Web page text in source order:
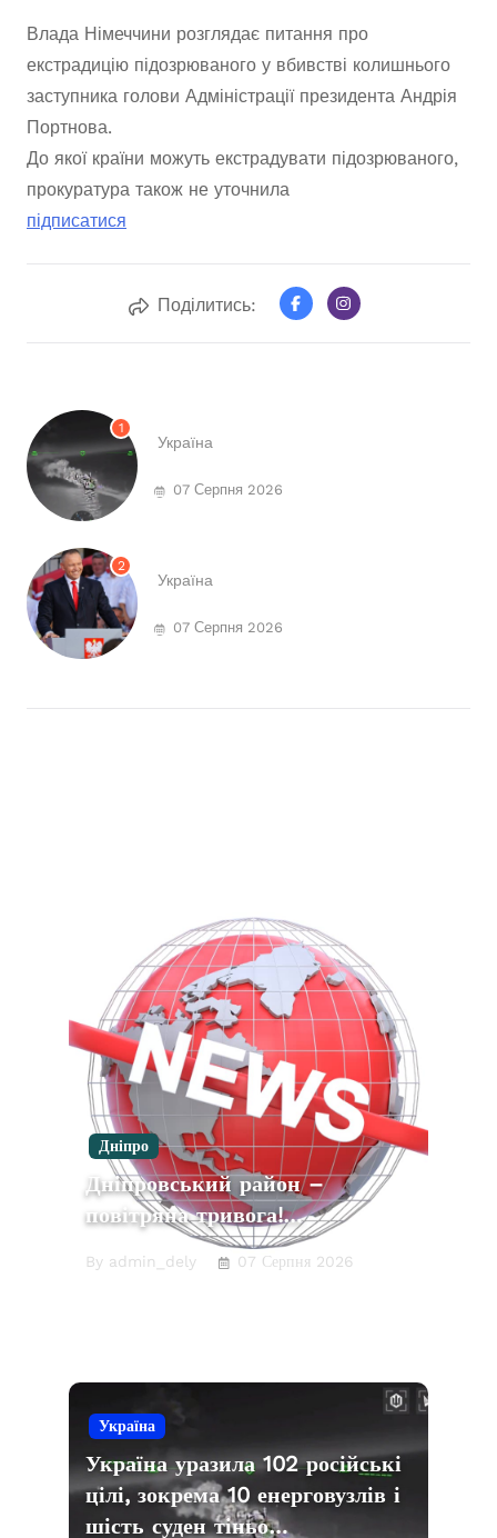
Влада Німеччини розглядає питання про
екстрадицію підозрюваного у вбивстві колишнього
заступника голови Адміністрації президента Андрія
Портнова.
До якої країни можуть екстрадувати підозрюваного,
прокуратура також не уточнила
підписатися
Поділитись:
1
Україна
07 Серпня 2026
2
Україна
07 Серпня 2026
Дніпро
Дніпровський район –
повітряна тривога!…
By admin_dely 07 Серпня 2026
Україна
Україна уразила 102 російські
цілі, зокрема 10 енерговузлів і
шість суден тіньо…